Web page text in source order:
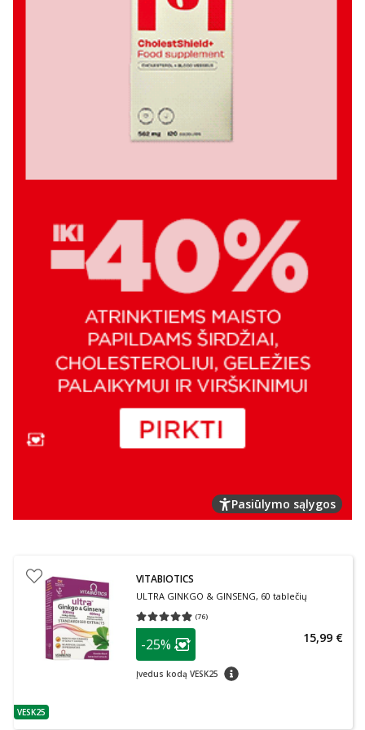
Pasiūlymo sąlygos
patarimas
VESK25
VITABIOTICS
ULTRA GINKGO & GINSENG, 60 tablečių
(76)
Vidutinis įvertinimas 4.88
patarimas
Lojalumo klubo narių nuolaida
-25%
Įvedus kodą VESK25 patarimas
15,99 €